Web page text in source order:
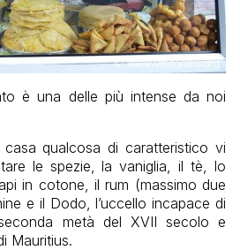
è una delle più intense da noi
qualcosa di caratteristico vi
le spezie, la vaniglia, il tè, lo
in cotone, il rum (massimo due
e il Dodo, l’uccello incapace di
metà del XVII secolo e
Mauritius.